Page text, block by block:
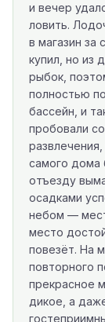
и вечер
ловить.
в магазин за
купил, но из
рыбок,
полностью
бассейн, и
пробовали
самого дома
отъезду
осадками
небом —
место
повезёт. На
повторного
прекрасное
дикое, а